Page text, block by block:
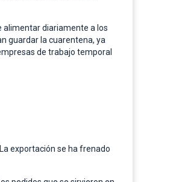
alimentar diariamente a los
guardar la cuarentena, ya
de trabajo temporal
exportación se ha frenado